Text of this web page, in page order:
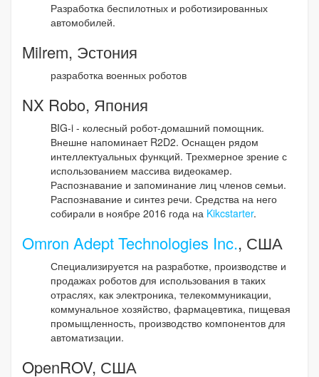
Разработка беспилотных и роботизированных
автомобилей.
Milrem, Эстония
разработка военных роботов
NX Robo, Япония
BIG-i - колесный робот-домашний помощник.
Внешне напоминает R2D2. Оснащен рядом
интеллектуальных функций. Трехмерное зрение с
использованием массива видеокамер.
Распознавание и запоминание лиц членов семьи.
Распознавание и синтез речи. Средства на него
собирали в ноябре 2016 года на Kikcstarter.
Omron Adept Technologies Inc., США
Специализируется на разработке, производстве и
продажах роботов для использования в таких
отраслях, как электроника, телекоммуникации,
коммунальное хозяйство, фармацевтика, пищевая
промыщленность, производство компонентов для
автоматизации.
OpenROV, США